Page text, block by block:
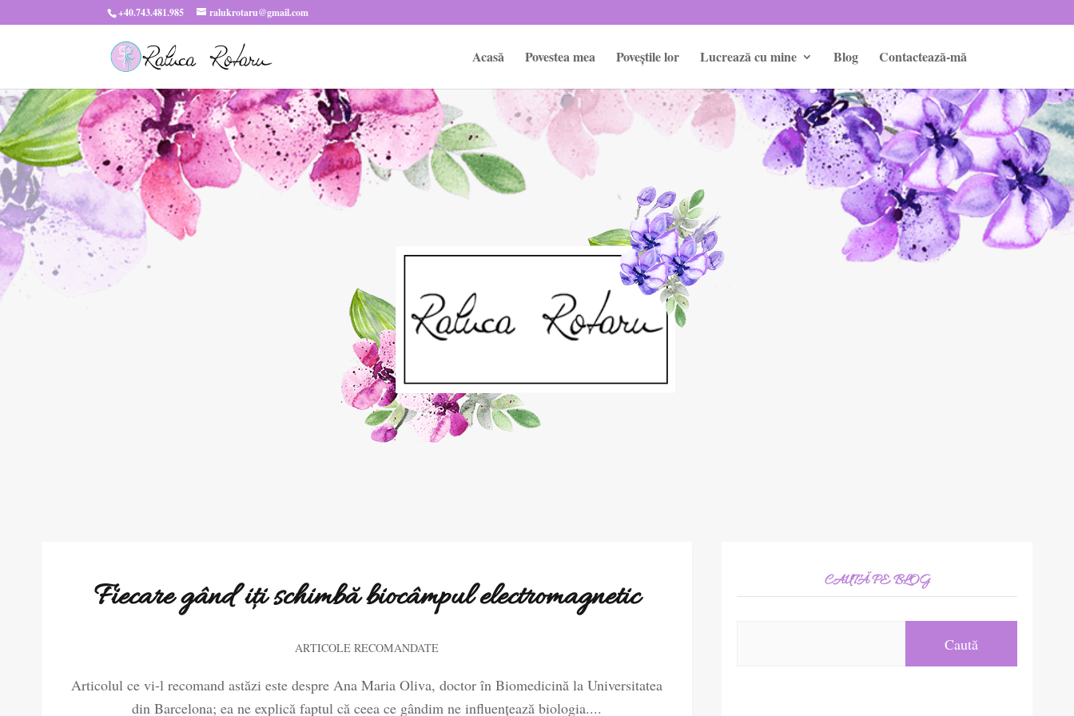
+40.743.481.985 ralukrotaru@gmail.com
Acasă Povestea mea Poveștile lor Lucrează cu mine Blog Contactează-mă
Fiecare gând iți schimbă biocâmpul electromagnetic
ARTICOLE RECOMANDATE
Articolul ce vi-l recomand astăzi este despre Ana Maria Oliva, doctor în Biomedicină la Universitatea
din Barcelona; ea ne explică faptul că ceea ce gândim ne influențează biologia....
CAUTĂ PE BLOG